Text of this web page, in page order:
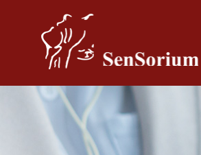
Pular para o conteúdo